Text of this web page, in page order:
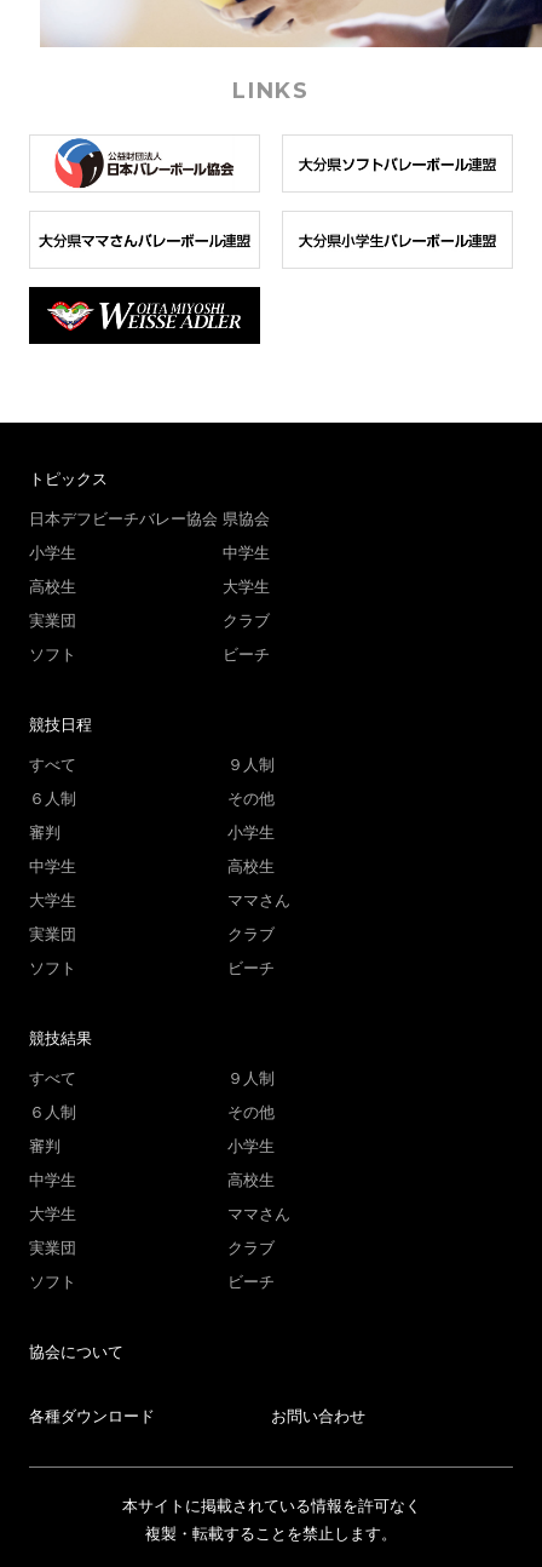
LINKS
トピックス
日本デフビーチバレー協会 県協会
小学生
中学生
高校生
大学生
実業団
クラブ
ソフト
ビーチ
競技日程
すべて
９人制
６人制
その他
審判
小学生
中学生
高校生
大学生
ママさん
実業団
クラブ
ソフト
ビーチ
競技結果
すべて
９人制
６人制
その他
審判
小学生
中学生
高校生
大学生
ママさん
実業団
クラブ
ソフト
ビーチ
協会について
各種ダウンロード お問い合わせ
本サイトに掲載されている情報を許可なく
複製・転載することを禁止します。